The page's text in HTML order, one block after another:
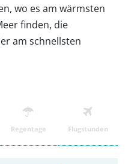
wo es am wärmsten
finden, die
am schnellsten
Regentage Flugstunden